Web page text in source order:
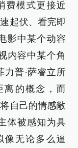
费模式更接近
起伏、看完即
影中某个动容
内容中某个角
力普·萨睿立所
离的概念，而
自己的情感敞
体被感知为具
无论多么逼